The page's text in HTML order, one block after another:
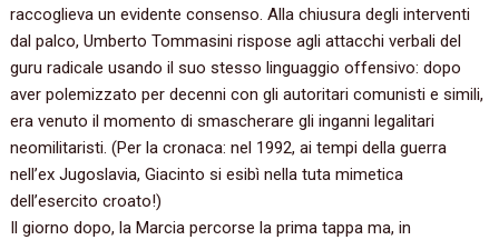
raccoglieva un evidente consenso.‭ ‬Alla chiusura degli interventi
dal palco,‭ ‬Umberto Tommasini rispose agli attacchi verbali del
guru radicale usando il suo stesso linguaggio offensivo:‭ ‬dopo
aver polemizzato per decenni con gli autoritari comunisti e simili,‭
‬era venuto il momento di smascherare gli inganni legalitari
neomilitaristi.‭ (‬Per la cronaca:‭ ‬nel‭ ‬1992,‭ ‬ai tempi della guerra
nell’ex Jugoslavia,‭ ‬Giacinto si esibì nella tuta mimetica
dell’esercito croato‭!)
Il giorno dopo,‭ ‬la Marcia percorse la prima tappa ma,‭ ‬in